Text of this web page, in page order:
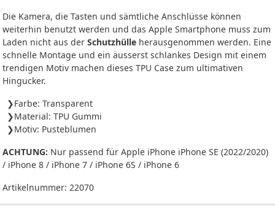
Die Kamera, die Tasten und sämtliche Anschlüsse können
weiterhin benutzt werden und das Apple Smartphone muss zum
Laden nicht aus der Schutzhülle herausgenommen werden. Eine
schnelle Montage und ein äusserst schlankes Design mit einem
trendigen Motiv machen dieses TPU Case zum ultimativen
Hingucker.
Farbe: Transparent
Material: TPU Gummi
Motiv: Pusteblumen
ACHTUNG: Nur passend für Apple iPhone iPhone SE (2022/2020)
/ iPhone 8 / iPhone 7 / iPhone 6S / iPhone 6
Artikelnummer: 22070